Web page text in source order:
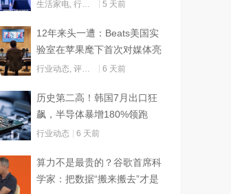
生活家电 行业动态 5 天前
12年来头一遭：Beats美国实
验室在苹果麾下首次对媒体亮
灯
行业动态 评测试用 6 天前
历史第二高！韩国7月出口狂
飙，半导体暴增180%领跑
行业动态 6 天前
算力不是最贵的？谷歌首席科
学家：把数据“搬来搬去”才是